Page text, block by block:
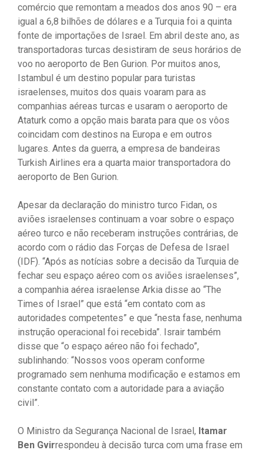
comércio que remontam a meados dos anos 90 – era
igual a 6,8 bilhões de dólares e a Turquia foi a quinta
fonte de importações de Israel. Em abril deste ano, as
transportadoras turcas desistiram de seus horários de
voo no aeroporto de Ben Gurion. Por muitos anos,
Istambul é um destino popular para turistas
israelenses, muitos dos quais voaram para as
companhias aéreas turcas e usaram o aeroporto de
Ataturk como a opção mais barata para que os vôos
coincidam com destinos na Europa e em outros
lugares. Antes da guerra, a empresa de bandeiras
Turkish Airlines era a quarta maior transportadora do
aeroporto de Ben Gurion.
Apesar da declaração do ministro turco Fidan, os
aviões israelenses continuam a voar sobre o espaço
aéreo turco e não receberam instruções contrárias, de
acordo com o rádio das Forças de Defesa de Israel
(IDF). “Após as notícias sobre a decisão da Turquia de
fechar seu espaço aéreo com os aviões israelenses”,
a companhia aérea israelense Arkia disse ao “The
Times of Israel” que está “em contato com as
autoridades competentes” e que “nesta fase, nenhuma
instrução operacional foi recebida”. Israir também
disse que “o espaço aéreo não foi fechado”,
sublinhando: “Nossos voos operam conforme
programado sem nenhuma modificação e estamos em
constante contato com a autoridade para a aviação
civil”.
O Ministro da Segurança Nacional de Israel, Itamar
Ben Gvirrespondeu à decisão turca com uma frase em